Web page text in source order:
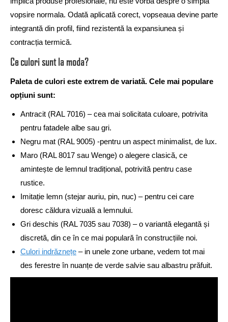
vopsire normala. Odată aplicată corect, vopseaua devine parte
integrantă din profil, fiind rezistentă la expansiunea și
contracția termică.
Ce culori sunt la moda?
Paleta de culori este extrem de variată. Cele mai populare
opțiuni sunt:
Antracit (RAL 7016) – cea mai solicitata culoare, potrivita
pentru fatadele albe sau gri.
Negru mat (RAL 9005) -pentru un aspect minimalist, de lux.
Maro (RAL 8017 sau Wenge) o alegere clasică, ce
amintește de lemnul tradițional, potrivită pentru case
rustice.
Imitație lemn (stejar auriu, pin, nuc) – pentru cei care
doresc căldura vizuală a lemnului.
Gri deschis (RAL 7035 sau 7038) – o variantă elegantă și
discretă, din ce în ce mai populară în construcțiile noi.
Culori indrăznețe – in unele zone urbane, vedem tot mai
des ferestre în nuanțe de verde salvie sau albastru prăfuit.